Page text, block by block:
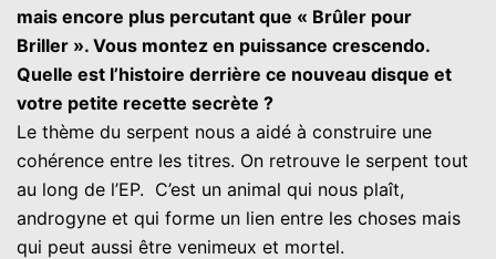
mais encore plus percutant que « Brûler pour
Briller ». Vous montez en puissance crescendo.
Quelle est l’histoire derrière ce nouveau disque et
votre petite recette secrète ?
Le thème du serpent nous a aidé à construire une
cohérence entre les titres. On retrouve le serpent tout
au long de l’EP. C’est un animal qui nous plaît,
androgyne et qui forme un lien entre les choses mais
qui peut aussi être venimeux et mortel.